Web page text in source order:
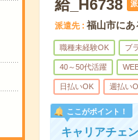
給_H6738
派遣先 福山市にあ
職種未経験OK ブ
40～50代活躍
日払いOK 週払い
ここがポイント！
キャリアチェ